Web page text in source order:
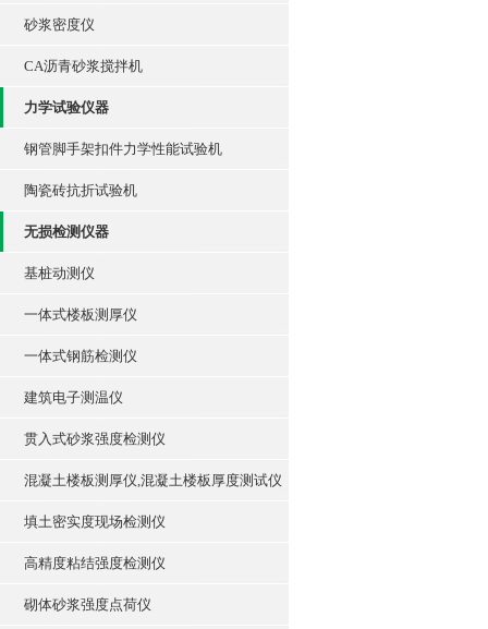
砂浆密度仪
CA沥青砂浆搅拌机
力学试验仪器
钢管脚手架扣件力学性能试验机
陶瓷砖抗折试验机
无损检测仪器
基桩动测仪
一体式楼板测厚仪
一体式钢筋检测仪
建筑电子测温仪
贯入式砂浆强度检测仪
混凝土楼板测厚仪,混凝土楼板厚度测试仪
填土密实度现场检测仪
高精度粘结强度检测仪
砌体砂浆强度点荷仪